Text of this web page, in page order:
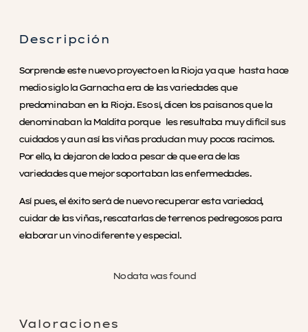
Descripción
Sorprende este nuevo proyecto en la Rioja ya que hasta hace
medio siglo la Garnacha era de las variedades que
predominaban en la Rioja. Eso sí, dicen los paisanos que la
denominaban la Maldita porque les resultaba muy difícil sus
cuidados y aun así las viñas producían muy pocos racimos.
Por ello, la dejaron de lado a pesar de que era de las
variedades que mejor soportaban las enfermedades.
Así pues, el éxito será de nuevo recuperar esta variedad,
cuidar de las viñas, rescatarlas de terrenos pedregosos para
elaborar un vino diferente y especial.
No data was found
Valoraciones